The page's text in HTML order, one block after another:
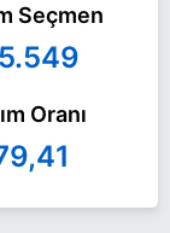
Seçmen
Oranı